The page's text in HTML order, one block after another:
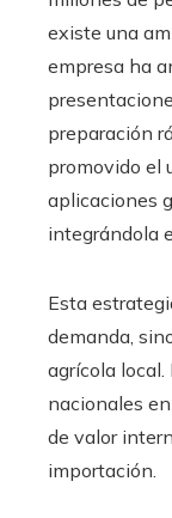
existe una
empresa ha
preparación
promovido el
aplicaciones
integrándola
Esta
demanda,
agrícola
nacionales
de valor
importación.